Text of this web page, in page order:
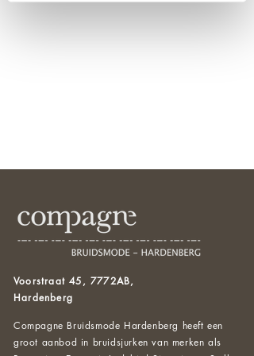
Voorstraat 45, 7772AB,
Hardenberg
Compagne Bruidsmode Hardenberg heeft een
groot aanbod in bruidsjurken van merken als